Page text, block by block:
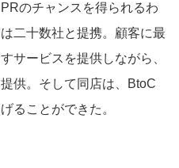
のチャンスを得られるわ
二十数社と提携。顧客に最
サービスを提供しながら、
供。そして同店は、BtoC
ることができた。